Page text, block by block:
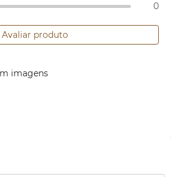
0
Avaliar produto
imagens